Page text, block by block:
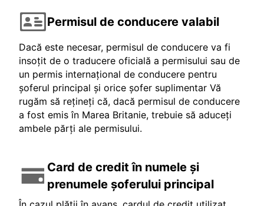
Permisul de conducere valabil
Dacă este necesar, permisul de conducere va fi
insoțit de o traducere oficială a permisului sau de
un permis internațional de conducere pentru
șoferul principal și orice șofer suplimentar Vă
rugăm să rețineți că, dacă permisul de conducere
a fost emis în Marea Britanie, trebuie să aduceți
ambele părți ale permisului.
Card de credit în numele și
prenumele șoferului principal